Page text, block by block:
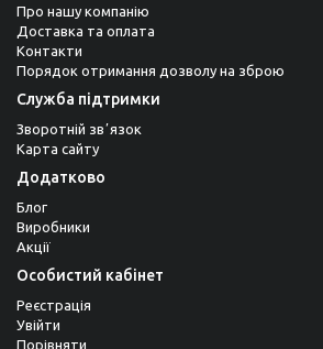
Про нашу компанію
Доставка та оплата
Контакти
Порядок отримання дозволу на зброю
Служба підтримки
Зворотній звʼязок
Карта сайту
Додатково
Блог
Виробники
Акції
Особистий кабінет
Реєстрація
Увійти
Порівняти